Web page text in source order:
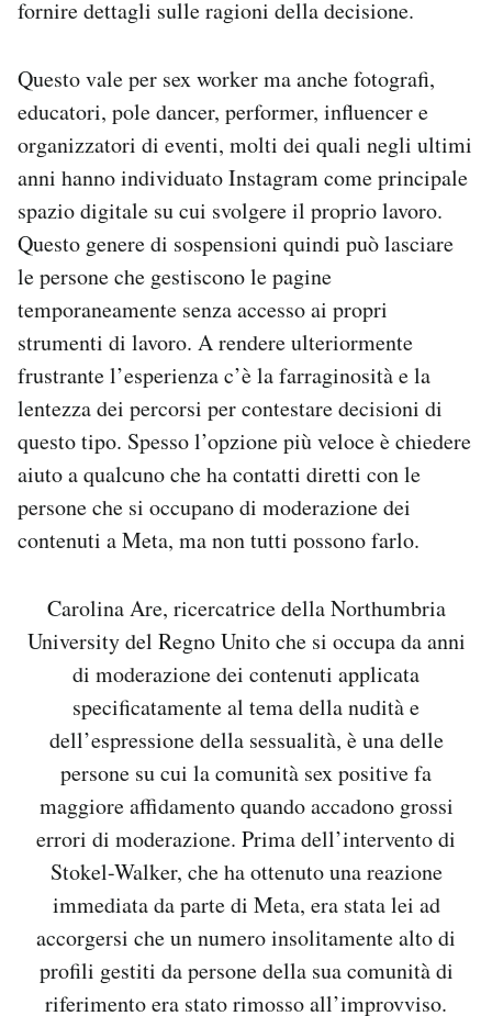
fornire dettagli sulle ragioni della decisione.
Questo vale per sex worker ma anche fotografi,
educatori, pole dancer, performer, influencer e
organizzatori di eventi, molti dei quali negli ultimi
anni hanno individuato Instagram come principale
spazio digitale su cui svolgere il proprio lavoro.
Questo genere di sospensioni quindi può lasciare
le persone che gestiscono le pagine
temporaneamente senza accesso ai propri
strumenti di lavoro. A rendere ulteriormente
frustrante l’esperienza c’è la farraginosità e la
lentezza dei percorsi per contestare decisioni di
questo tipo. Spesso l’opzione più veloce è chiedere
aiuto a qualcuno che ha contatti diretti con le
persone che si occupano di moderazione dei
contenuti a Meta, ma non tutti possono farlo.
Carolina Are, ricercatrice della Northumbria
University del Regno Unito che si occupa da anni
di moderazione dei contenuti applicata
specificatamente al tema della nudità e
dell’espressione della sessualità, è una delle
persone su cui la comunità sex positive fa
maggiore affidamento quando accadono grossi
errori di moderazione. Prima dell’intervento di
Stokel-Walker, che ha ottenuto una reazione
immediata da parte di Meta, era stata lei ad
accorgersi che un numero insolitamente alto di
profili gestiti da persone della sua comunità di
riferimento era stato rimosso all’improvviso.